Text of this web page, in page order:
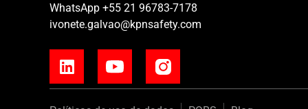
WhatsApp +55 21 96783-7178
ivonete.galvao@kpnsafety.com